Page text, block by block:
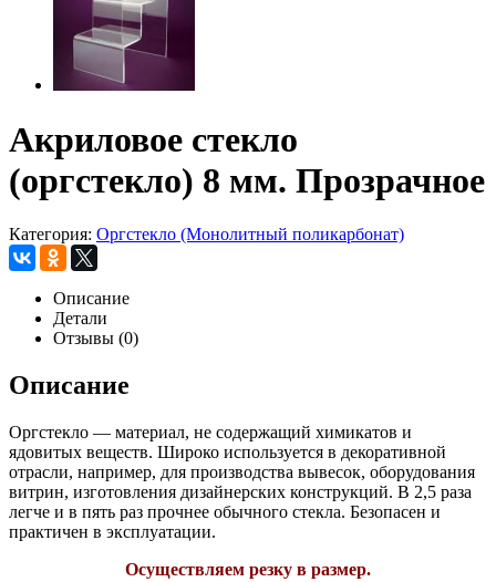
Акриловое стекло
(оргстекло) 8 мм. Прозрачное
Категория: Оргстекло (Монолитный поликарбонат)
Описание
Детали
Отзывы (0)
Описание
Оргстекло — материал, не содержащий химикатов и
ядовитых веществ. Широко используется в декоративной
отрасли, например, для производства вывесок, оборудования
витрин, изготовления дизайнерских конструкций. В 2,5 раза
легче и в пять раз прочнее обычного стекла. Безопасен и
практичен в эксплуатации.
Осуществляем резку в размер.